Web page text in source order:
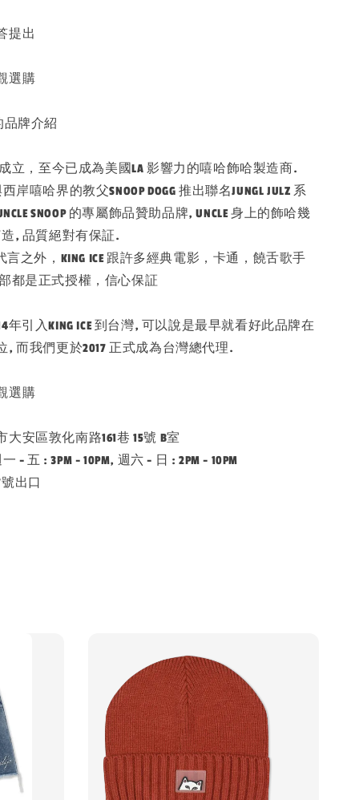
提出
選購
品牌介紹
成立，至今已成為美國LA 影響力的嘻哈飾哈製造商.
嘻哈界的教父SNOOP DOGG 推出聯名JUNGL JULZ 系
SNOOP 的專屬飾品贊助品牌, UNCLE 身上的飾哈幾
造, 品質絕對有保証.
言之外，KING ICE 跟許多經典電影，卡通，饒舌歌手
都是正式授權，信心保証
年引入KING ICE 到台灣, 可以說是最早就看好此品牌在
, 而我們更於2017 正式成為台灣總代理.
選購
安區敦化南路161巷 15號 B室
- 五 : 3PM - 10PM, 週六 - 日 : 2PM - 10PM
出口